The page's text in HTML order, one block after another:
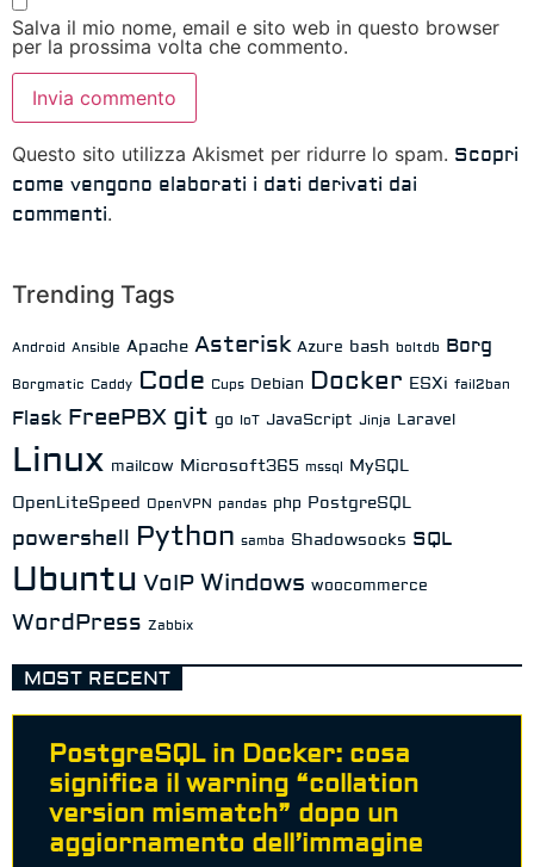
Salva il mio nome, email e sito web in questo browser
per la prossima volta che commento.
Questo sito utilizza Akismet per ridurre lo spam. Scopri
come vengono elaborati i dati derivati dai
commenti.
Trending Tags
Android Ansible Apache Asterisk Azure bash boltdb Borg
Borgmatic Caddy Code Cups Debian Docker ESXi fail2ban
Flask FreePBX git go IoT JavaScript Jinja Laravel
Linux mailcow Microsoft365 mssql MySQL
OpenLiteSpeed OpenVPN pandas php PostgreSQL
powershell Python samba Shadowsocks SQL
Ubuntu VoIP Windows woocommerce
WordPress Zabbix
MOST RECENT
PostgreSQL in Docker: cosa
significa il warning “collation
version mismatch” dopo un
aggiornamento dell’immagine